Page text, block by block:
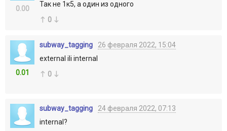
0.00
Так не 1к5, а один из одного
0
0.01
subway_tagging
26 февраля 2022, 15:04
external ili internal
0
subway_tagging
24 февраля 2022, 07:13
internal?